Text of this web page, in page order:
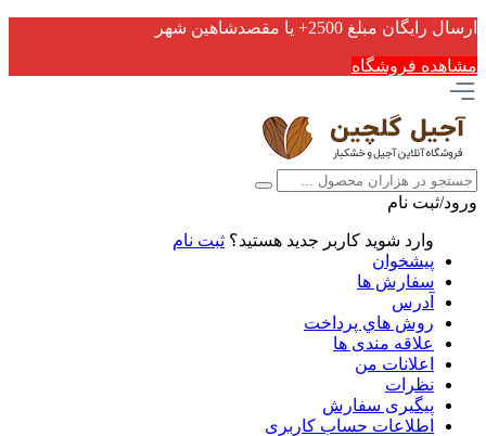
ارسال رایگان مبلغ 2500+ یا مقصدشاهین شهر
مشاهده فروشگاه
ورود/ثبت نام
وارد شوید کاربر جدید هستید؟ ثبت نام
پیشخوان
سفارش ها
آدرس
روش هاي پرداخت
علاقه مندی ها
اعلانات من
نظرات
پیگیری سفارش
اطلاعات حساب كاربری